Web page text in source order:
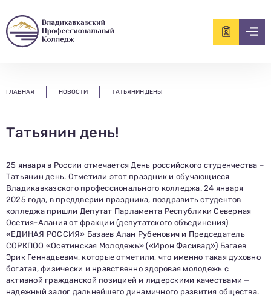
ГЛАВНАЯ НОВОСТИ ТАТЬЯНИН ДЕНЬ!
Татьянин день!
25 января в России отмечается День российского студенчества –
Татьянин день. Отметили этот праздник и обучающиеся
Владикавказского профессионального колледжа. 24 января
2025 года, в преддверии праздника, поздравить студентов
колледжа пришли Депутат Парламента Республики Северная
Осетия-Алания от фракции (депутатского объединения)
«ЕДИНАЯ РОССИЯ» Базаев Алан Рубенович и Председатель
СОРКПОО «Осетинская Молодежь» («Ирон Фасивад») Багаев
Эрик Геннадьевич, которые отметили, что именно такая духовно
богатая, физически и нравственно здоровая молодежь с
активной гражданской позицией и лидерскими качествами —
надежный залог дальнейшего динамичного развития общества.